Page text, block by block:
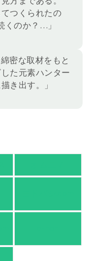
つくられたの
くのか？…」
密な取材をもと
た元素ハンター
き出す。」